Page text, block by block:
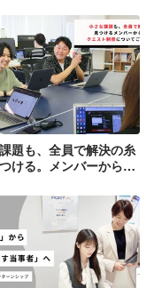
サービスを運営する中で
、気づくことができた
から、新たに「ゲームプ
グプラットフォーム」
ー配信ツール」「飲食領
複数事業を立ち上げてい
き「"好き"や”得意”であふ
する」ための新規サービ
げていく予定です。※.そ
プ管理企業 「ゲーム
ットプレイス」は既に上
っており、同時に「ゲー
チングプラットフォー
レター配信ツール」「飲
他領域の事業を同時に
題も、全員で解決の糸
ける。メンバーからも
す！